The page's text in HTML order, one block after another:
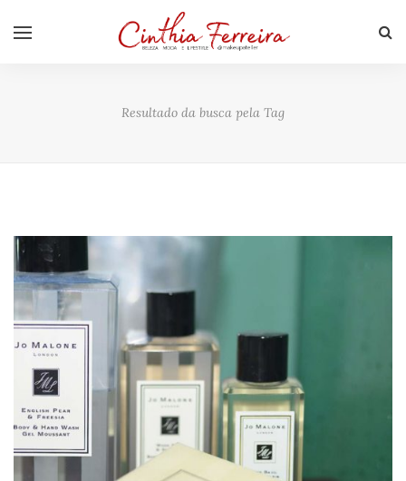
Resultado da busca pela Tag